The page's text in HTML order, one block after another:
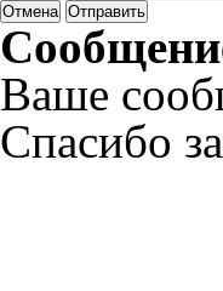
Отмена Отправить
Ваше
Спасибо